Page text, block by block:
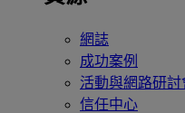
網誌
成功案例
活動與網路研討
信任中心